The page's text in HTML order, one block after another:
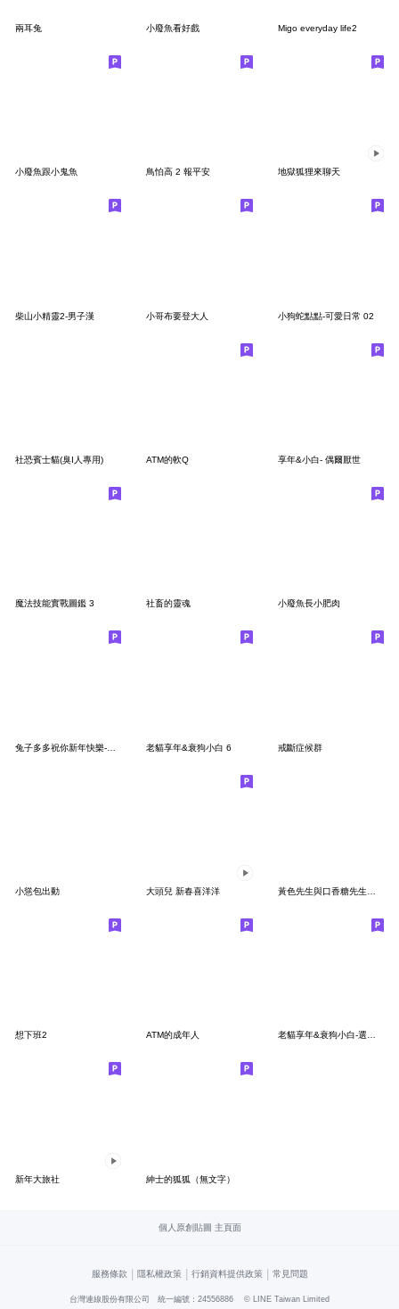
兩耳兔 小廢魚看好戲 Migo everyday life2
小廢魚跟小鬼魚 鳥怕高 2 報平安 地獄狐狸來聊天
柴山小精靈2-男子漢 小哥布要登大人 小狗蛇點點-可愛日常 02
社恐賓士貓(臭I人專用) ATM的軟Q 享年&小白- 偶爾厭世
魔法技能實戰圖鑑 3 社畜的靈魂 小廢魚長小肥肉
老貓享年&衰狗小白 6 戒斷症候群
小慫包出動 大頭兒 新春喜洋洋
想下班2 ATM的成年人 老貓享年&衰狗小白-選我選我
新年大旅社 紳士的狐狐（無文字）
個人原創貼圖 主頁面
服務條款 | 隱私權政策 | 行銷資料提供政策 | 常見問題
台灣連線股份有限公司 統一編號：24556886 © LINE Taiwan Limited